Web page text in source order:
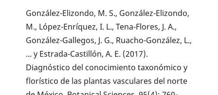
González-Elizondo, M. S., González-Elizondo,
M., López-Enríquez, I. L., Tena-Flores, J. A.,
González-Gallegos, J. G., Ruacho-González, L.,
... y Estrada-Castillón, A. E. (2017).
Diagnóstico del conocimiento taxonómico y
florístico de las plantas vasculares del norte